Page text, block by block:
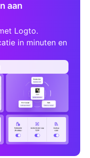
aan
Logto.
in minuten en